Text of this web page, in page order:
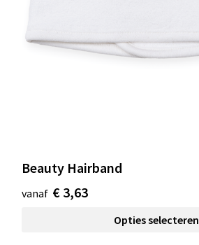
Beauty Hairband
vanaf € 3,63
Opties selecteren